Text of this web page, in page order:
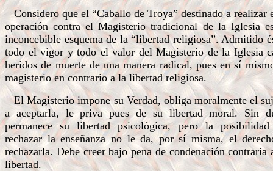
Considero que el “Caballo de Troya” destinado a realizar
operación contra el Magisterio tradicional de la Iglesia
inconcebible esquema de la “libertad religiosa”. Admitido
todo el vigor y todo el valor del Magisterio de la Iglesia
heridos de muerte de una manera radical, pues en sí
magisterio en contrario a la libertad religiosa.
El Magisterio impone su Verdad, obliga moralmente el
a aceptarla, le priva pues de su libertad moral. Sin
permanece su libertad psicológica, pero la
rechazar la enseñanza no le da, por sí misma, el
rechazarla. Debe creer bajo pena de condenación contraria
libertad.